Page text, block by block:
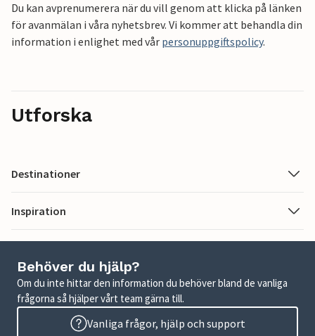
Du kan avprenumerera när du vill genom att klicka på länken
för avanmälan i våra nyhetsbrev. Vi kommer att behandla din
information i enlighet med vår personuppgiftspolicy.
Utforska
Destinationer
Inspiration
Behöver du hjälp?
Om du inte hittar den information du behöver bland de vanliga
frågorna så hjälper vårt team gärna till.
Vanliga frågor, hjälp och support